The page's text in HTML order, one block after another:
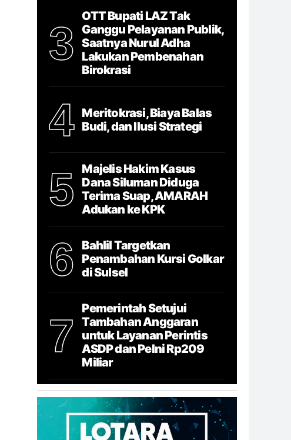
3
OTT Bupati LAZ Tak
Ganggu Pelayanan Publik,
Saatnya Nurul Adha
Lakukan Pembenahan
Birokrasi
4
Meritokrasi, Biaya Balas
Budi, dan Ilusi Strategi
5
Majelis Hakim Kasus
Dana Siluman Diduga
Terima Suap, AMARAH
Adukan ke KPK
6
Bahlil Targetkan
Penambahan Kursi Golkar
di Sulsel
7
Pemerintah Setujui
Tambahan Anggaran
untuk Layanan Perintis
ASDP dan Pelni Rp209
Miliar